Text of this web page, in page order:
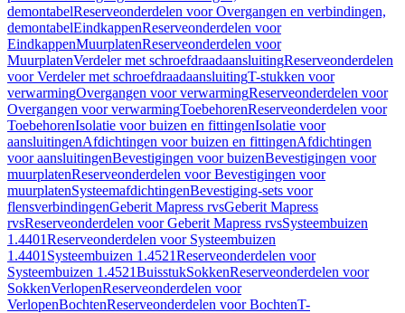
demontabelReserveonderdelen voor Overgangen en verbindingen,
demontabelEindkappenReserveonderdelen voor
EindkappenMuurplatenReserveonderdelen voor
MuurplatenVerdeler met schroefdraadaansluitingReserveonderdelen
voor Verdeler met schroefdraadaansluitingT-stukken voor
verwarmingOvergangen voor verwarmingReserveonderdelen voor
Overgangen voor verwarmingToebehorenReserveonderdelen voor
ToebehorenIsolatie voor buizen en fittingenIsolatie voor
aansluitingenAfdichtingen voor buizen en fittingenAfdichtingen
voor aansluitingenBevestigingen voor buizenBevestigingen voor
muurplatenReserveonderdelen voor Bevestigingen voor
muurplatenSysteemafdichtingenBevestiging-sets voor
flensverbindingenGeberit Mapress rvsGeberit Mapress
rvsReserveonderdelen voor Geberit Mapress rvsSysteembuizen
1.4401Reserveonderdelen voor Systeembuizen
1.4401 Systeembuizen 1.4521Reserveonderdelen voor
Systeembuizen 1.4521BuisstukSokkenReserveonderdelen voor
SokkenVerlopenReserveonderdelen voor
VerlopenBochtenReserveonderdelen voor BochtenT-